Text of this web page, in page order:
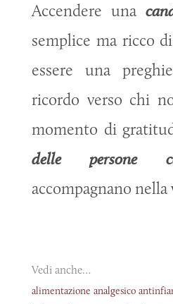
Accendere una
semplice ma ricco
essere una
ricordo verso chi
momento di
delle persone
accompagnano nella
Vedi anche…
alimentazione analgesico